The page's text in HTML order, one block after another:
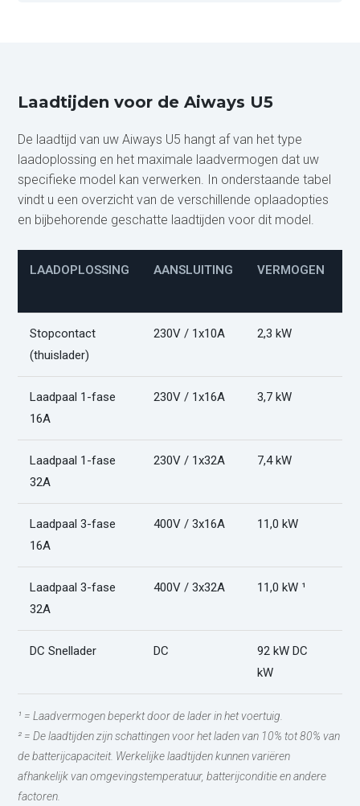
Laadtijden voor de Aiways U5
De laadtijd van uw Aiways U5 hangt af van het type
laadoplossing en het maximale laadvermogen dat uw
specifieke model kan verwerken. In onderstaande tabel
vindt u een overzicht van de verschillende oplaadopties
en bijbehorende geschatte laadtijden voor dit model.
LAADOPLOSSING AANSLUITING VERMOGEN
Stopcontact
(thuislader)
230V / 1x10A 2,3 kW
Laadpaal 1-fase
16A
230V / 1x16A 3,7 kW
Laadpaal 1-fase
32A
230V / 1x32A 7,4 kW
Laadpaal 3-fase
16A
400V / 3x16A 11,0 kW
Laadpaal 3-fase
32A
400V / 3x32A 11,0 kW ¹
DC Snellader DC
92 kW DC
kW
¹ = Laadvermogen beperkt door de lader in het voertuig.
² = De laadtijden zijn schattingen voor het laden van 10% tot 80% van
de batterijcapaciteit. Werkelijke laadtijden kunnen variëren
afhankelijk van omgevingstemperatuur, batterijconditie en andere
factoren.